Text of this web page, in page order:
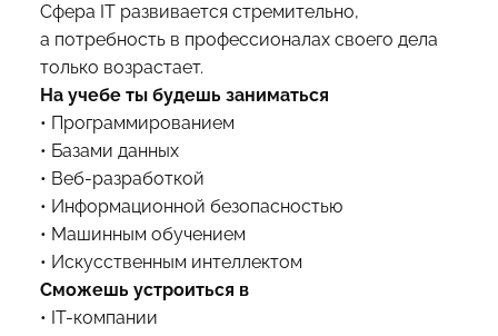
Сфера IT развивается стремительно,
а потребность в профессионалах своего дела
только возрастает.
На учебе ты будешь заниматься
• Программированием
• Базами данных
• Веб-разработкой
• Информационной безопасностью
• Машинным обучением
• Искусственным интеллектом
Сможешь устроиться в
• IT-компании